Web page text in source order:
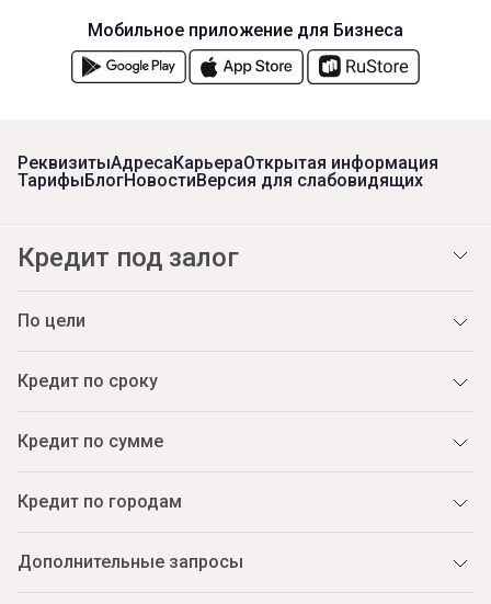
РеквизитыАдресаКарьераОткрытая информация
ТарифыБлогНовостиВерсия для слабовидящих
Кредит под залог
По цели
Кредит по сроку
Кредит по сумме
Кредит по городам
Дополнительные запросы
Мобильное приложение для Бизнеса